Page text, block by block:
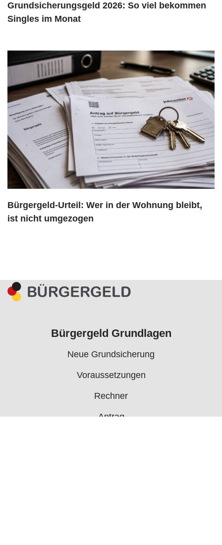
Grundsicherungsgeld 2026: So viel bekommen
Singles im Monat
Bürgergeld-Urteil: Wer in der Wohnung bleibt,
ist nicht umgezogen
Bürgergeld Grundlagen
Neue Grundsicherung
Voraussetzungen
Rechner
Antrag